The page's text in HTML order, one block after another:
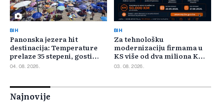
BIH
Panonska jezera hit
destinacija: Temperature
prelaze 35 stepeni, gosti
pristižu iz cijele regije
04. 08. 2026.
BIH
Za tehnološku
modernizaciju firmama u
KS više od dva miliona KM,
odbijeno 135 prijava
03. 08. 2026.
Najnovije